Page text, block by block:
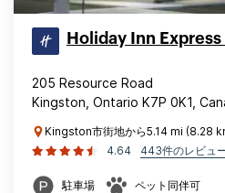
Holiday Inn
205 Resource Road
Kingston, Ontario K7P 0K1,
Kingston市街地から5.14 mi (8.28
4.64
443件のレビュ
駐車場 ペット同伴可